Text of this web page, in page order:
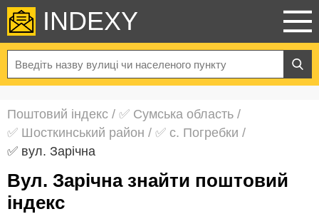
INDEXY
Поштовий індекс / ✅ Сумська область /
✅ Шосткинський район / ✅ с. Погребки /
✅ вул. Зарічна
вул. Зарічна знайти поштовий
індекс